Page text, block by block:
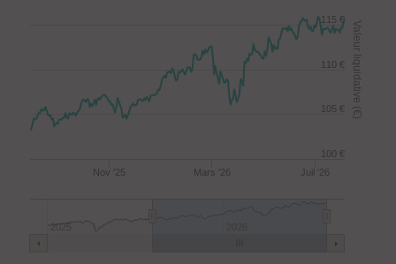
Valeur liquidative (€)
Nov '25 Mars '26 Juil '26
2025
100 €
105 €
110 €
115 €